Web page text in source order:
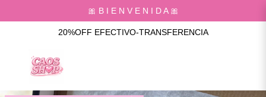
🎀 B I E N V E N I D A 🎀
20%OFF EFECTIVO-TRANSFERENCIA